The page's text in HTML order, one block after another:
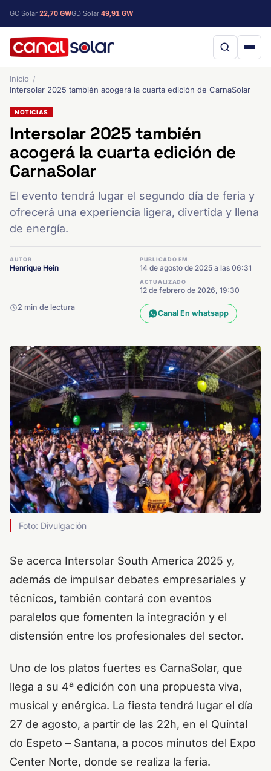
GC Solar 22,70 GWGD Solar 49,91 GW
Inicio
Intersolar 2025 también acogerá la cuarta edición de CarnaSolar
NOTICIAS
Intersolar 2025 también
acogerá la cuarta edición de
CarnaSolar
El evento tendrá lugar el segundo día de feria y
ofrecerá una experiencia ligera, divertida y llena
de energía.
AUTOR
Henrique Hein
PUBLICADO EM
14 de agosto de 2025 a las 06:31
ACTUALIZADO
12 de febrero de 2026, 19:30
2 min de lectura
Canal En whatsapp
Foto: Divulgación
Se acerca Intersolar South America 2025 y,
además de impulsar debates empresariales y
técnicos, también contará con eventos
paralelos que fomenten la integración y el
distensión entre los profesionales del sector.
Uno de los platos fuertes es CarnaSolar, que
llega a su 4ª edición con una propuesta viva,
musical y enérgica. La fiesta tendrá lugar el día
27 de agosto, a partir de las 22h, en el Quintal
do Espeto – Santana, a pocos minutos del Expo
Center Norte, donde se realiza la feria.